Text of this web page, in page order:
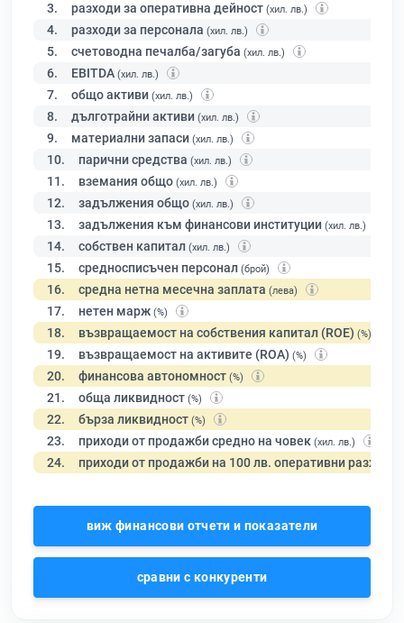
3. разходи за оперативна дейност (хил. лв.)
4. разходи за персонала (хил. лв.)
5. счетоводна печалба/загуба (хил. лв.)
6. EBITDA (хил. лв.)
7. общо активи (хил. лв.)
8. дълготрайни активи (хил. лв.)
9. материални запаси (хил. лв.)
10. парични средства (хил. лв.)
11. вземания общо (хил. лв.)
12. задължения общо (хил. лв.)
13. задължения към финансови институции (хил. лв.)
14. собствен капитал (хил. лв.)
15. средносписъчен персонал (брой)
16. средна нетна месечна заплата (лева)
17. нетен марж (%)
18. възвращаемост на собствения капитал (ROE) (%)
19. възвращаемост на активите (ROA) (%)
20. финансова автономност (%)
21. обща ликвидност (%)
22. бърза ликвидност (%)
23. приходи от продажби средно на човек (хил. лв.)
24. приходи от продажби на 100 лв. оперативни разходи
виж финансови отчети и показатели
сравни с конкуренти